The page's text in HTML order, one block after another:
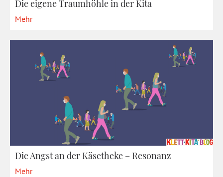
Die eigene Traumhöhle in der Kita
Mehr
Die Angst an der Käsetheke – Resonanz
Mehr